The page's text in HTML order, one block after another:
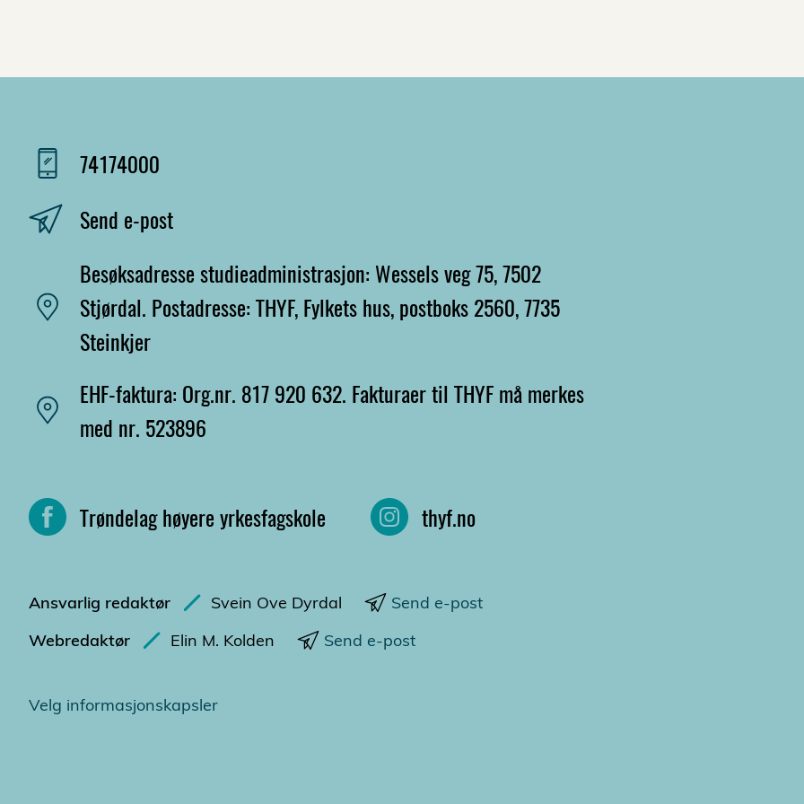
74174000
Send e-post
Besøksadresse studieadministrasjon: Wessels veg 75, 7502
Stjørdal. Postadresse: THYF, Fylkets hus, postboks 2560, 7735
Steinkjer
EHF-faktura: Org.nr. 817 920 632. Fakturaer til THYF må merkes
med nr. 523896
Trøndelag høyere yrkesfagskole thyf.no
Ansvarlig redaktør Svein Ove Dyrdal
Send e-post
Webredaktør
Elin M. Kolden Send e-post
Velg informasjonskapsler